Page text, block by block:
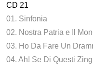
CD 21
01. Sinfonia
02. Nostra Patria e Il
03. Ho Da Fare Un
04. Ah! Se Di Questi